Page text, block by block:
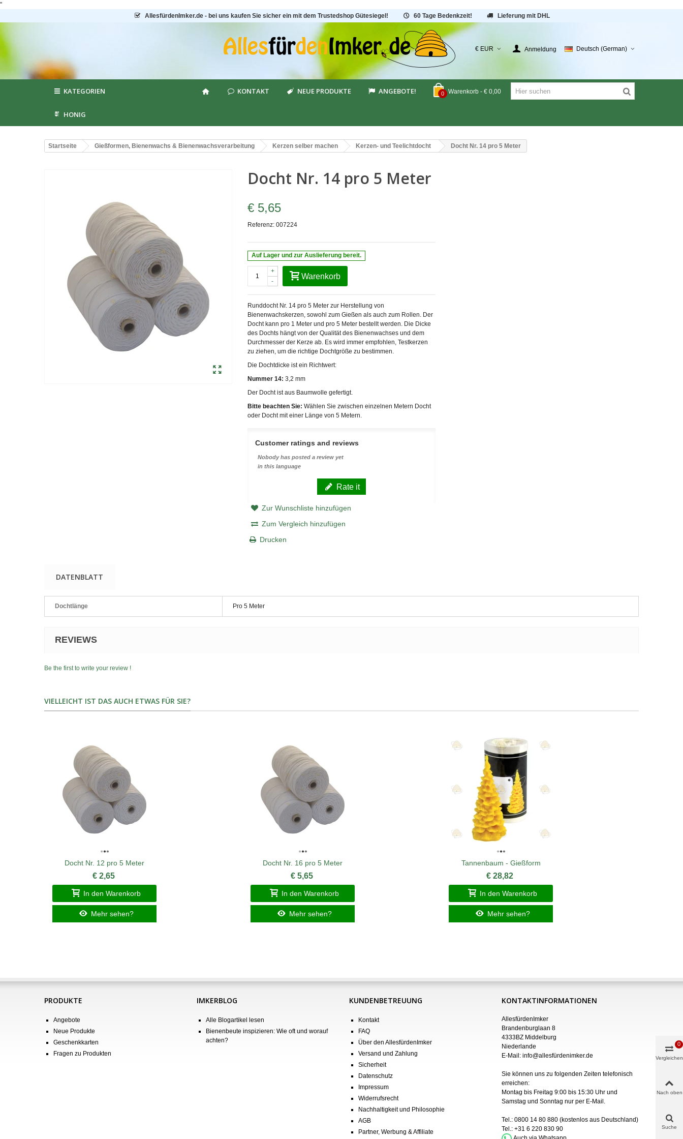
"
AllesfürdenImker.de - bei uns kaufen Sie sicher ein mit dem Trustedshop Gütesiegel!
60 Tage Bedenkzeit! Lieferung mit DHL
€ EUR Anmeldung Deutsch (German)
0 Warenkorb - € 0,00
KATEGORIEN KONTAKT NEUE PRODUKTE ANGEBOTE!
HONIG
Startseite Gießformen, Bienenwachs & Bienenwachsverarbeitung Kerzen selber machen Kerzen- und Teelichtdocht Docht Nr. 14 pro 5 Meter
Docht Nr. 14 pro 5 Meter
€ 5,65
Referenz: 007224
Auf Lager und zur Auslieferung bereit.
-
+
Warenkorb
Runddocht Nr. 14 pro 5 Meter zur Herstellung von
Bienenwachskerzen, sowohl zum Gießen als auch zum Rollen. Der
Docht kann pro 1 Meter und pro 5 Meter bestellt werden. Die Dicke
des Dochts hängt von der Qualität des Bienenwachses und dem
Durchmesser der Kerze ab. Es wird immer empfohlen, Testkerzen
zu ziehen, um die richtige Dochtgröße zu bestimmen.
Die Dochtdicke ist ein Richtwert:
Nummer 14: 3,2 mm
Der Docht ist aus Baumwolle gefertigt.
Bitte beachten Sie: Wählen Sie zwischen einzelnen Metern Docht
oder Docht mit einer Länge von 5 Metern.
Customer ratings and reviews
Nobody has posted a review yet
in this language
Rate it
Zur Wunschliste hinzufügen
Zum Vergleich hinzufügen
Drucken
DATENBLATT
Dochtlänge Pro 5 Meter
REVIEWS
Be the first to write your review !
VIELLEICHT IST DAS AUCH ETWAS FÜR SIE?
Docht Nr. 12 pro 5 Meter
€ 2,65
In den Warenkorb
Mehr sehen?
Docht Nr. 16 pro 5 Meter
€ 5,65
In den Warenkorb
Mehr sehen?
Tannenbaum - Gießform
€ 28,82
In den Warenkorb
Mehr sehen?
PRODUKTE
Angebote
Neue Produkte
Geschenkkarten
Fragen zu Produkten
IMKERBLOG
Alle Blogartikel lesen
Bienenbeute inspizieren: Wie oft und worauf
achten?
KUNDENBETREUUNG
Kontakt
FAQ
Über den AllesfürdenImker
Versand und Zahlung
Sicherheit
Datenschutz
Impressum
Widerrufsrecht
Nachhaltigkeit und Philosophie
AGB
Partner, Werbung & Affiliate
KONTAKTINFORMATIONEN
AllesfürdenImker
Brandenburglaan 8
4333BZ Middelburg
Niederlande
E-Mail: info@allesfürdenimker.de
Sie können uns zu folgenden Zeiten telefonisch
erreichen:
Montag bis Freitag 9:00 bis 15:30 Uhr und
Samstag und Sonntag nur per E-Mail .
Tel.: 0800 14 80 880 (kostenlos aus Deutschland)
Tel.: +31 6 220 830 90
Vergleichen
0
Nach oben
Suche